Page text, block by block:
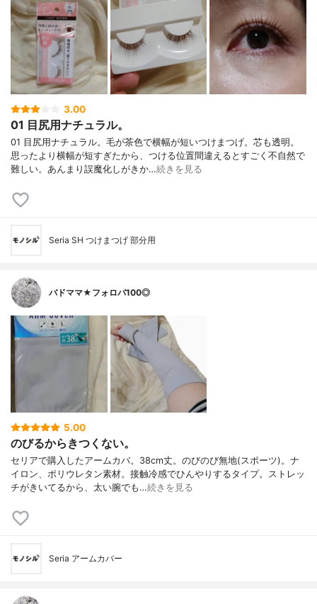
3.00
01 目尻用ナチュラル。
01 目尻用ナチュラル。毛が茶色で横幅が短いつけまつげ。芯も透明。
思ったより横幅が短すぎたから、つける位置間違えるとすごく不自然で
難しい。あんまり誤魔化しがきか…続きを見る
Seria SH つけまつげ 部分用
バドママ★フォロバ100◎
5.00
のびるからきつくない。
セリアで購入したアームカバ。38cm丈。のびのび無地(スポーツ)。ナ
イロン、ポリウレタン素材。接触冷感でひんやりするタイプ。ストレッ
チがきいてるから、太い腕でも…続きを見る
Seria アームカバー